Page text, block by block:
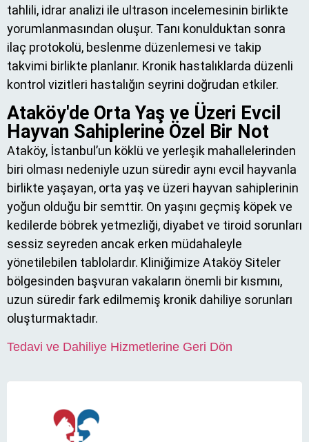
tahlili, idrar analizi ile ultrason incelemesinin birlikte
yorumlanmasından oluşur. Tanı konulduktan sonra
ilaç protokolü, beslenme düzenlemesi ve takip
takvimi birlikte planlanır. Kronik hastalıklarda düzenli
kontrol vizitleri hastalığın seyrini doğrudan etkiler.
Ataköy'de Orta Yaş ve Üzeri Evcil
Hayvan Sahiplerine Özel Bir Not
Ataköy, İstanbul’un köklü ve yerleşik mahallelerinden
biri olması nedeniyle uzun süredir aynı evcil hayvanla
birlikte yaşayan, orta yaş ve üzeri hayvan sahiplerinin
yoğun olduğu bir semttir. On yaşını geçmiş köpek ve
kedilerde böbrek yetmezliği, diyabet ve tiroid sorunları
sessiz seyreden ancak erken müdahaleyle
yönetilebilen tablolardır. Kliniğimize Ataköy Siteler
bölgesinden başvuran vakaların önemli bir kısmını,
uzun süredir fark edilmemiş kronik dahiliye sorunları
oluşturmaktadır.
Tedavi ve Dahiliye Hizmetlerine Geri Dön